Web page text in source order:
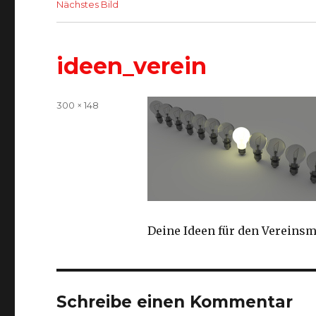
Nächstes Bild
ideen_verein
Deine Ideen für den
Volle
300 × 148
Schreibe einen Kommentar